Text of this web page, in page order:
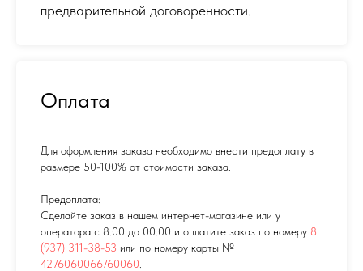
предварительной договоренности.
Оплата
Для оформления заказа необходимо внести предоплату в
размере 50-100% от стоимости заказа.
Предоплата:
Сделайте заказ в нашем интернет-магазине или у
оператора с 8.00 до 00.00 и оплатите заказ по номеру 8
(937) 311-38-53 или по номеру карты №
4276060066760060